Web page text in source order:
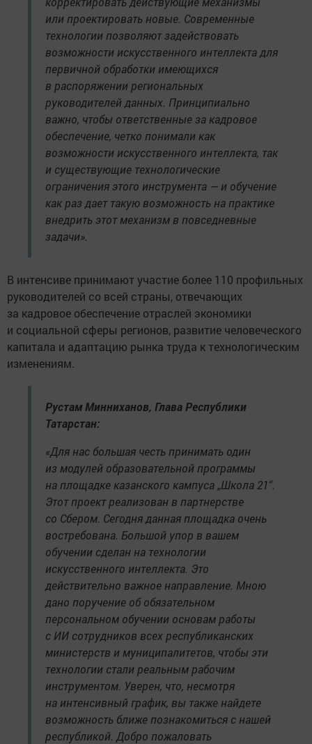
или проектировать новые. Современные
технологии позволяют задействовать
возможности искусственного интеллекта для
первичной обработки имеющихся
в распоряжении региональных
руководителей данных. Принципиально
важно, чтобы ответственные за кадровое
обеспечение, четко понимали как
возможности искусственного интеллекта, так
и существующие технологические
ограничения этого инструмента — и обучение
как раз дает такую возможность на практике
внедрить этот механизм в повседневные
задачи».
В интенсиве принимают участие более 110 профильных
руководителей со всей страны, отвечающих
за кадровое обеспечение отраслей экономики
и социальной сферы регионов, развитие человеческого
капитала и адаптацию рынка труда к технологическим
изменениям.
Рустам Минниханов, Глава Республики
Татарстан:
«Для нас большая честь принимать один
из модулей образовательной программы
на площадке казанского кампуса „Школа 21“.
Этот проект реализован в партнерстве
со Сбером. Сегодня данная площадка очень
востребована. Большой упор в вашем
обучении сделан на технологии
искусственного интеллекта. Это
действительно важное направление. Мною
дано поручение об обязательном
персональном обучении основам работы
с ИИ сотрудников всех республиканских
министерств и муниципалитетов, чтобы эти
технологии стали реальным рабочим
инструментом. Уверен, что, несмотря
на интенсивный график, вы также найдете
возможность ближе познакомиться с нашей
республикой. Добро пожаловать